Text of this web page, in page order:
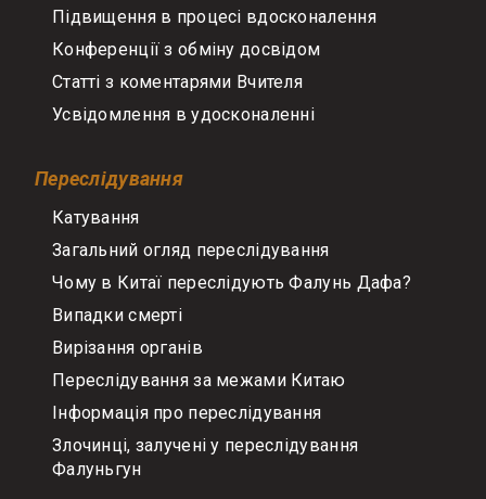
Підвищення в процесі вдосконалення
Конференції з обміну досвідом
Статті з коментарями Вчителя
Усвідомлення в удосконаленні
Переслідування
Катування
Загальний огляд переслідування
Чому в Китаї переслідують Фалунь Дафа?
Випадки смерті
Вирізання органів
Переслідування за межами Китаю
Інформація про переслідування
Злочинці, залучені у переслідування
Фалуньгун